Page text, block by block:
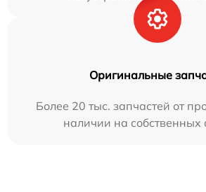
Оригинальные
Более 20 тыс. запчастей от
наличии на собственных